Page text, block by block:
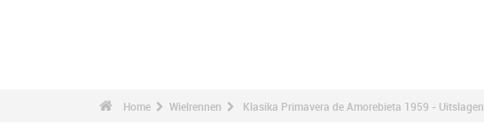
Home Wielrennen Klasika Primavera de Amorebieta 1959 - Uitslagen